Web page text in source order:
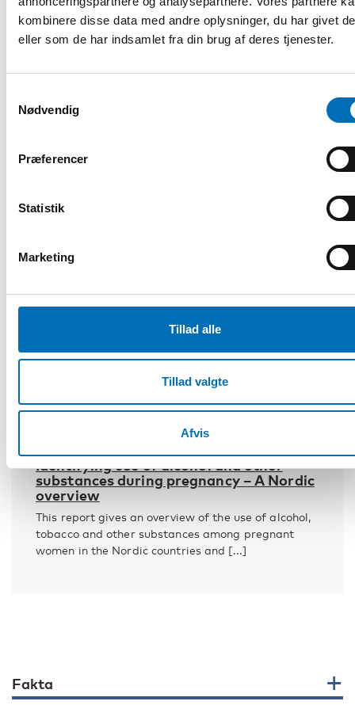
kombinere disse data med andre oplysninger, du har givet
eller som de har indsamlet fra din brug af deres tjenester.
Nødvendig
Præferencer
Statistik
Marketing
Tillad alle
Tillad valgte
Afvis
Identifying use of alcohol and other
substances during ­pregnancy – A Nordic
overview
This report gives an overview of the use of alcohol,
tobacco and other substances among pregnant
women in the Nordic countries and [...]
Fakta